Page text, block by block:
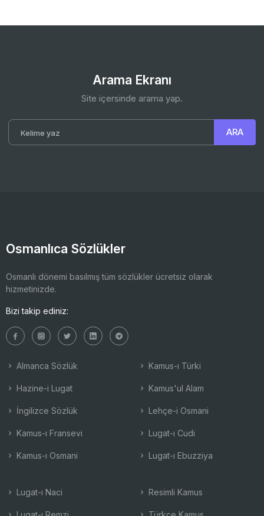
Arama Ekranı
Site içersinde arama yap.
Osmanlıca Sözlükler
Osmanlı dönemi basılmış tüm sözlükler ücretsiz olarak
hizmetinizde.
Bizi takip ediniz:
Almanca Sözlük
Hazine-i Lugat
İngilizce Sözlük
Kamus-ı Fransevi
Kamus-ı Osmani
Kamus-ı Türki
Kamus'ul Alam
Lehçe-i Osmani
Lugat-ı Cudi
Lugat-ı Ebuzziya
Lugat-ı Naci Resimli Kamus